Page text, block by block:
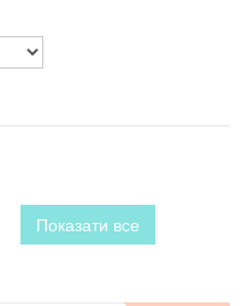
Показати все